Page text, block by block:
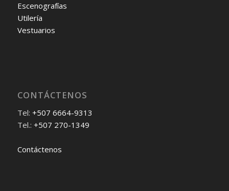
Escenografías
Utilería
Vestuarios
CONTÁCTENOS
Tel: +507 6664-9313
Tel.: +507 270-1349
Contáctenos